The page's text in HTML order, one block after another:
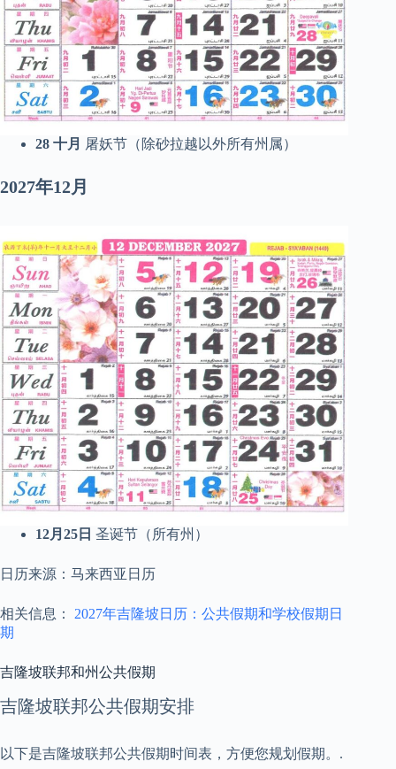
28 十月 屠妖节（除砂拉越以外所有州属）
2027年12月
12月25日 圣诞节（所有州）
日历来源：马来西亚日历
相关信息： 2027年吉隆坡日历：公共假期和学校假期日
期
吉隆坡联邦和州公共假期
吉隆坡联邦公共假期安排
以下是吉隆坡联邦公共假期时间表，方便您规划假期。.